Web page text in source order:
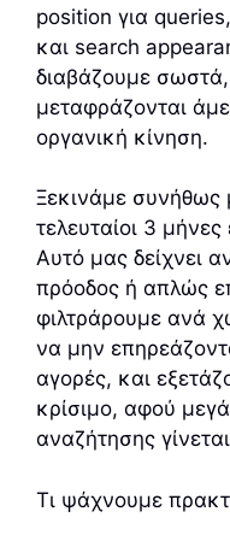
position για
και search
διαβάζουμε
μεταφράζονται
οργανική κίνηση.
Ξεκινάμε συνήθως
τελευταίοι 3
Αυτό μας δείχνει
πρόοδος ή απλώς
φιλτράρουμε ανά
να μην
αγορές, και
κρίσιμο, αφού
αναζήτησης
Τι ψάχνουμε